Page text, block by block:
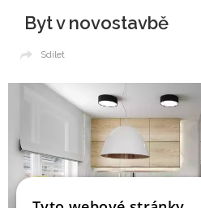
Byt v novostavbě
Sdílet